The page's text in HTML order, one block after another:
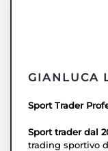
GIANLUCA
Sport Trader
Sport trader dal
trading sportivo